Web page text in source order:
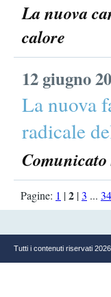
La nuova
calore
12 giugno
La nuova
radicale
Pagine: 1 |2 |3 ... 34
Tutti i contenuti riservati